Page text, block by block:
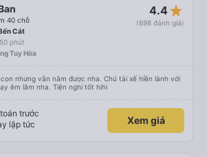
40 chỗ
4.4 star_rate
(698 đánh giá)
Cát
phút
Tuy Hòa
nhưng vẫn nằm được nha. Chú tài xế hiền lành với
êm lắm nha. Tiện nghi tốt hihi
trước
lập tức
Xem giá